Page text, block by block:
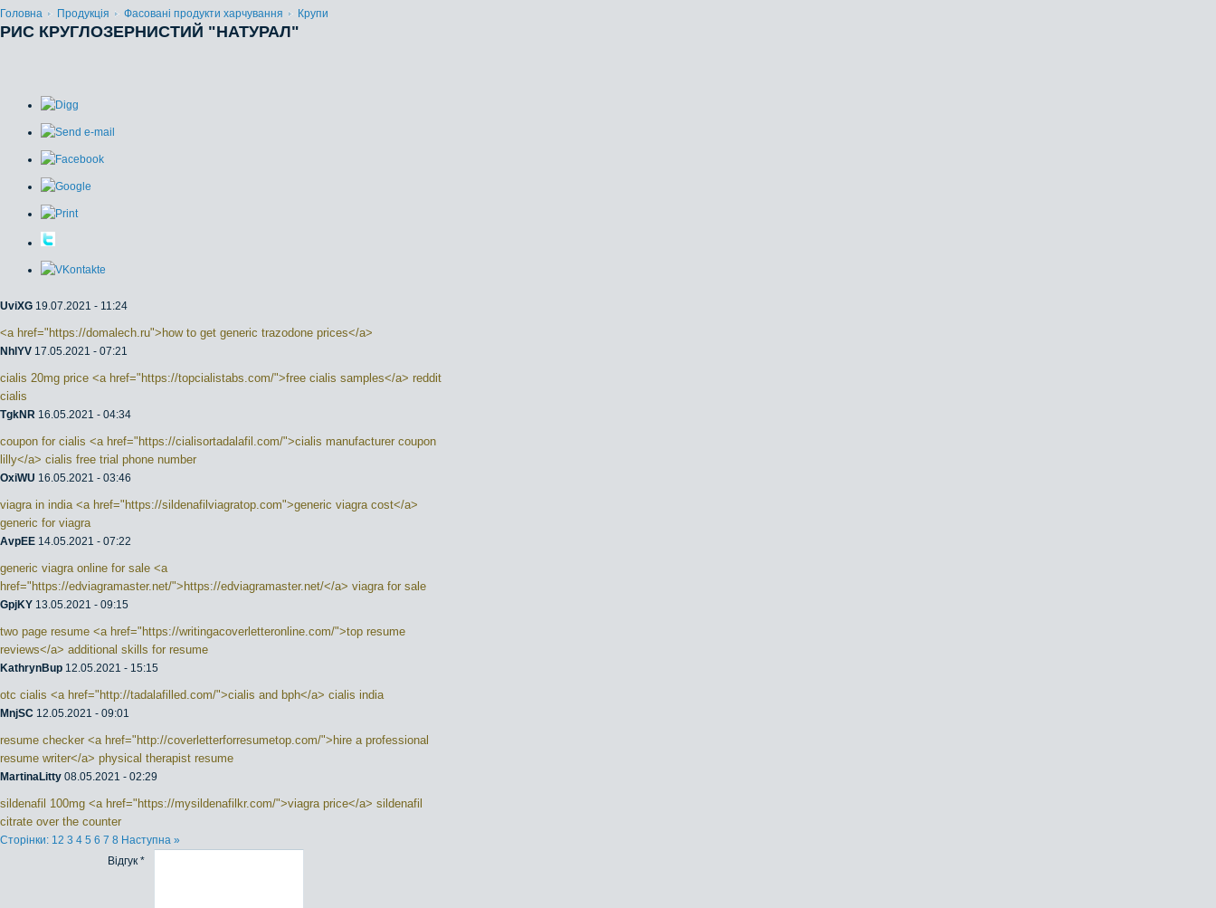
Головна Продукція Фасовані продукти харчування Крупи
РИС КРУГЛОЗЕРНИСТИЙ "НАТУРАЛ"
UviXG 19.07.2021 - 11:24
<a href="https://domalech.ru">how to get generic trazodone prices</a>
NhlYV 17.05.2021 - 07:21
cialis 20mg price <a href="https://topcialistabs.com/">free cialis samples</a> reddit
cialis
TgkNR 16.05.2021 - 04:34
coupon for cialis <a href="https://cialisortadalafil.com/">cialis manufacturer coupon
lilly</a> cialis free trial phone number
OxiWU 16.05.2021 - 03:46
viagra in india <a href="https://sildenafilviagratop.com">generic viagra cost</a>
generic for viagra
AvpEE 14.05.2021 - 07:22
generic viagra online for sale <a
href="https://edviagramaster.net/">https://edviagramaster.net/</a> viagra for sale
GpjKY 13.05.2021 - 09:15
two page resume <a href="https://writingacoverletteronline.com/">top resume
reviews</a> additional skills for resume
KathrynBup 12.05.2021 - 15:15
otc cialis <a href="http://tadalafilled.com/">cialis and bph</a> cialis india
MnjSC 12.05.2021 - 09:01
resume checker <a href="http://coverletterforresumetop.com/">hire a professional
resume writer</a> physical therapist resume
MartinaLitty 08.05.2021 - 02:29
sildenafil 100mg <a href="https://mysildenafilkr.com/">viagra price</a> sildenafil
citrate over the counter
Сторінки: 12 3 4 5 6 7 8 Наступна »
Відгук *